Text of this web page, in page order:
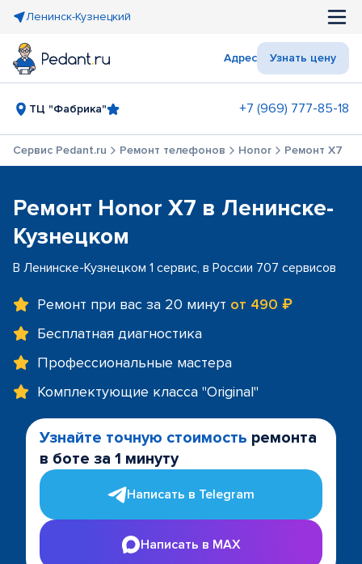
Ленинск-Кузнецкий
Адрес Узнать цену
ТЦ "Фабрика" +7 (969) 777-85-18
Сервис Pedant.ru Ремонт телефонов Honor Ремонт X7
Ремонт Honor X7 в Ленинске-
Кузнецком
В Ленинске-Кузнецком 1 сервис, в России 707 сервисов
Ремонт при вас за 20 минут от 490 ₽
Бесплатная диагностика
Профессиональные мастера
Комплектующие класса "Original"
Узнайте точную стоимость ремонта
в боте за 1 минуту
Написать в Telegram
Написать в MAX